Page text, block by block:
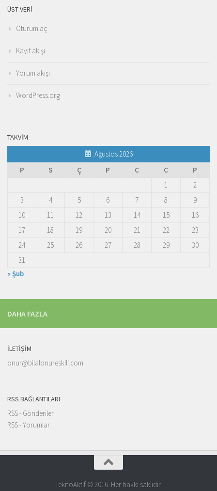
ÜST VERI
Oturum aç
Kayıt akışı
Yorum akışı
WordPress.org
TAKVIM
Ağustos 2026
P
S Ç P C C
P
1
2
3
4 5 6 7 8
9
10
11 12 13 14 15
16
17
18 19 20 21 22
23
24
25 26 27 28 29
30
31
« Şub
DAHA FAZLA
İLETIŞIM
onur@bilalonureskili.com
RSS BAĞLANTILARI
RSS - Gönderiler
RSS - Yorumlar
TeknoAktif © 2016. Her hakkı saklıdır.